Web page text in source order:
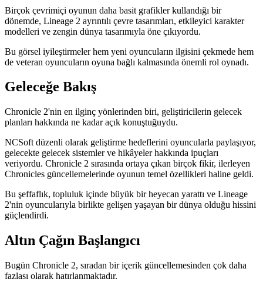
Birçok çevrimiçi oyunun daha basit grafikler kullandığı bir
dönemde, Lineage 2 ayrıntılı çevre tasarımları, etkileyici karakter
modelleri ve zengin dünya tasarımıyla öne çıkıyordu.
Bu görsel iyileştirmeler hem yeni oyuncuların ilgisini çekmede hem
de veteran oyuncuların oyuna bağlı kalmasında önemli rol oynadı.
Geleceğe Bakış
Chronicle 2'nin en ilginç yönlerinden biri, geliştiricilerin gelecek
planları hakkında ne kadar açık konuştuğuydu.
NCSoft düzenli olarak geliştirme hedeflerini oyuncularla paylaşıyor,
gelecekte gelecek sistemler ve hikâyeler hakkında ipuçları
veriyordu. Chronicle 2 sırasında ortaya çıkan birçok fikir, ilerleyen
Chronicles güncellemelerinde oyunun temel özellikleri haline geldi.
Bu şeffaflık, topluluk içinde büyük bir heyecan yarattı ve Lineage
2'nin oyuncularıyla birlikte gelişen yaşayan bir dünya olduğu hissini
güçlendirdi.
Altın Çağın Başlangıcı
Bugün Chronicle 2, sıradan bir içerik güncellemesinden çok daha
fazlası olarak hatırlanmaktadır.